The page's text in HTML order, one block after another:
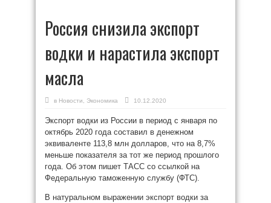
Россия снизила экспорт
водки и нарастила экспорт
масла
в Новости Экономика 10.12.2020
Экспорт водки из России в период с января по
октябрь 2020 года составил в денежном
эквиваленте 113,8 млн долларов, что на 8,7%
меньше показателя за тот же период прошлого
года. Об этом пишет ТАСС со ссылкой на
Федеральную таможенную службу (ФТС).
В натуральном выражении экспорт водки за